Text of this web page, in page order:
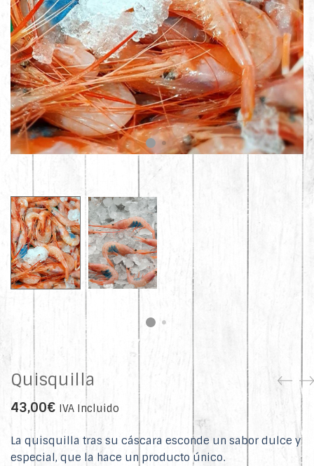
Quisquilla
43,00€ IVA Incluido
La quisquilla tras su cáscara esconde un sabor dulce y
especial, que la hace un producto único.